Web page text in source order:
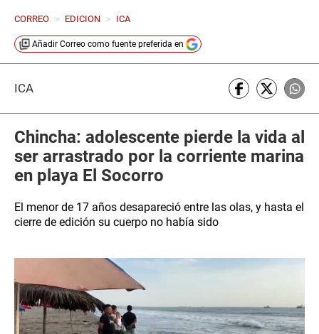
CORREO > EDICION > ICA
Añadir Correo como fuente preferida en
ICA
Chincha: adolescente pierde la vida al
ser arrastrado por la corriente marina
en playa El Socorro
El menor de 17 años desapareció entre las olas, y hasta el
cierre de edición su cuerpo no había sido